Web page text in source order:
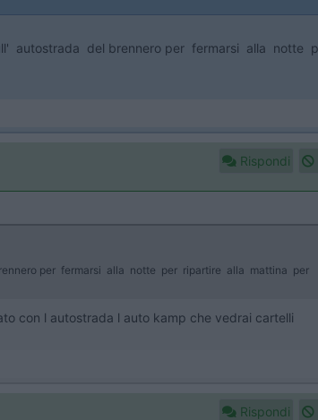
autostrada del brennero per fermarsi alla notte
Rispondi
per fermarsi alla notte per ripartire alla mattina per
con l autostrada l auto kamp che vedrai cartelli
Rispondi